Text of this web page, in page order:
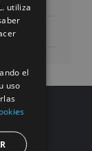
utiliza
el
uso